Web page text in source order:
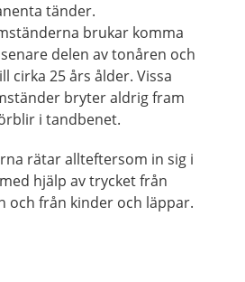
tänder.
brukar komma
delen av tonåren och
cirka 25 års ålder. Vissa
bryter aldrig fram
i tandbenet.
rätar allteftersom in sig i
hjälp av trycket från
och från kinder och läppar.